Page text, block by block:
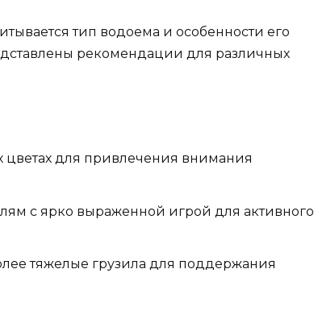
тип водоема и особенности его
рекомендации для различных
цветах для привлечения внимания
с ярко выраженной игрой для активного
тяжелые грузила для поддержания